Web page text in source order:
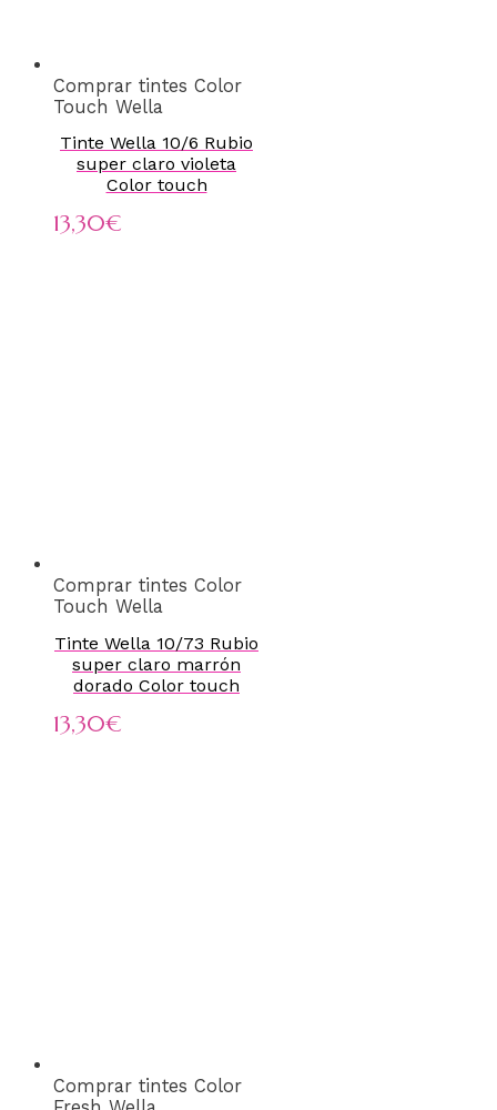
Comprar tintes Color
Touch Wella
Tinte Wella 10/6 Rubio
super claro violeta
Color touch
13,30€
Comprar tintes Color
Touch Wella
Tinte Wella 10/73 Rubio
super claro marrón
dorado Color touch
13,30€
Comprar tintes Color